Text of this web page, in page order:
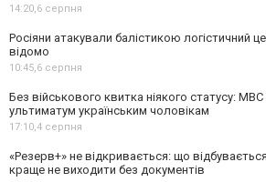
14:20, 6 серпня
Росіяни атакували балістикою логістичний
відомо
10:45, 6 серпня
Без військового квитка ніякого статусу: МВС
ультиматум українським чоловікам
17:10, 4 серпня
«Резерв+» не відкривається: що
краще не виходити без документів